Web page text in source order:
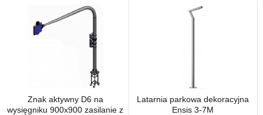
Znak aktywny D6 na
wysięgniku 900x900 zasilanie z
Latarnia parkowa dekoracyjna
Ensis 3-7M